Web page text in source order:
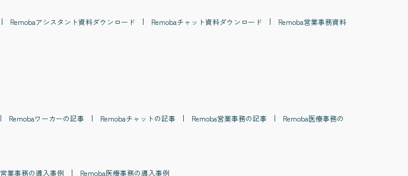
Remobaアシスタント資料ダウンロード Remobaチャット資料ダウンロード Remoba営業事務資料
Remobaワーカーの記事 Remobaチャットの記事 Remoba営業事務の記事 Remoba医療事務の
営業事務の導入事例 Remoba医療事務の導入事例